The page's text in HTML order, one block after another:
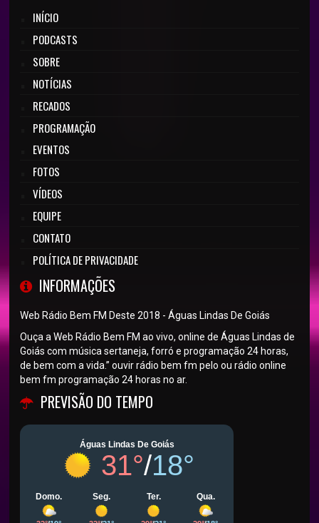
INÍCIO
PODCASTS
SOBRE
NOTÍCIAS
RECADOS
PROGRAMAÇÃO
EVENTOS
FOTOS
VÍDEOS
EQUIPE
CONTATO
POLÍTICA DE PRIVACIDADE
INFORMAÇÕES
Web Rádio Bem FM Deste 2018 - Águas Lindas De Goiás
Ouça a Web Rádio Bem FM ao vivo, online de Águas Lindas de
Goiás com música sertaneja, forró e programação 24 horas,
de bem com a vida.” ouvir rádio bem fm pelo ou rádio online
bem fm programação 24 horas no ar.
PREVISÃO DO TEMPO